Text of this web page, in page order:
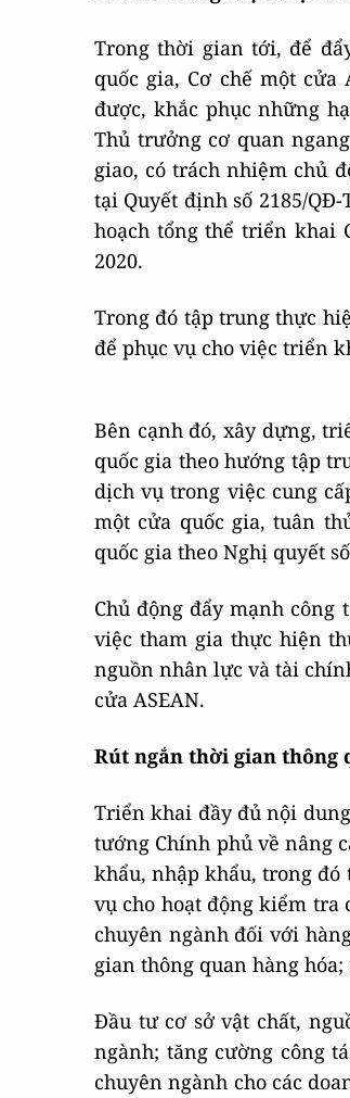
Trong thời gian tới, để
quốc gia, Cơ chế một
được, khắc phục những
Thủ trưởng cơ quan
giao, có trách nhiệm chủ
tại Quyết định số 2185/
hoạch tổng thể triển khai
2020.
Trong đó tập trung thực
để phục vụ cho việc triển
Bên cạnh đó, xây dựng,
quốc gia theo hướng tập
dịch vụ trong việc cung
một cửa quốc gia, tuân
quốc gia theo Nghị quyết
Chủ động đẩy mạnh
việc tham gia thực hiện
nguồn nhân lực và tài
cửa ASEAN.
Rút ngắn thời gian thông
Triển khai đầy đủ nội
tướng Chính phủ về nâng
khẩu, nhập khẩu, trong
vụ cho hoạt động kiểm
chuyên ngành đối với
gian thông quan hàng
Đầu tư cơ sở vật chất,
ngành; tăng cường công
chuyên ngành cho các